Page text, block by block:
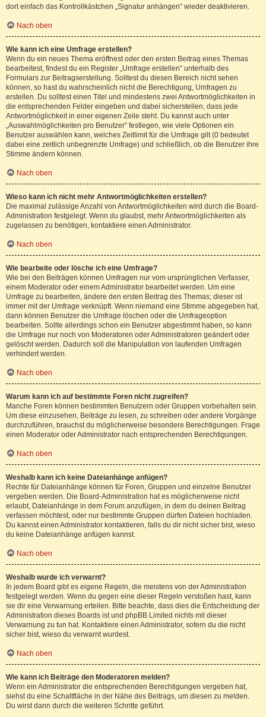
dort einfach das Kontrollkästchen „Signatur anhängen“ wieder deaktivieren.
Nach oben
Wie kann ich eine Umfrage erstellen?
Wenn du ein neues Thema eröffnest oder den ersten Beitrag eines Themas
bearbeitest, findest du ein Register „Umfrage erstellen“ unterhalb des
Formulars zur Beitragserstellung. Solltest du diesen Bereich nicht sehen
können, so hast du wahrscheinlich nicht die Berechtigung, Umfragen zu
erstellen. Du solltest einen Titel und mindestens zwei Antwortmöglichkeiten in
die entsprechenden Felder eingeben und dabei sicherstellen, dass jede
Antwortmöglichkeit in einer eigenen Zeile steht. Du kannst auch unter
„Auswahlmöglichkeiten pro Benutzer“ festlegen, wie viele Optionen ein
Benutzer auswählen kann, welches Zeitlimit für die Umfrage gilt (0 bedeutet
dabei eine zeitlich unbegrenzte Umfrage) und schließlich, ob die Benutzer ihre
Stimme ändern können.
Nach oben
Wieso kann ich nicht mehr Antwortmöglichkeiten erstellen?
Die maximal zulässige Anzahl von Antwortmöglichkeiten wird durch die Board-
Administration festgelegt. Wenn du glaubst, mehr Antwortmöglichkeiten als
zugelassen zu benötigen, kontaktiere einen Administrator.
Nach oben
Wie bearbeite oder lösche ich eine Umfrage?
Wie bei den Beiträgen können Umfragen nur vom ursprünglichen Verfasser,
einem Moderator oder einem Administrator bearbeitet werden. Um eine
Umfrage zu bearbeiten, ändere den ersten Beitrag des Themas; dieser ist
immer mit der Umfrage verknüpft. Wenn niemand eine Stimme abgegeben hat,
dann können Benutzer die Umfrage löschen oder die Umfrageoption
bearbeiten. Sollte allerdings schon ein Benutzer abgestimmt haben, so kann
die Umfrage nur noch von Moderatoren oder Administratoren geändert oder
gelöscht werden. Dadurch soll die Manipulation von laufenden Umfragen
verhindert werden.
Nach oben
Warum kann ich auf bestimmte Foren nicht zugreifen?
Manche Foren können bestimmten Benutzern oder Gruppen vorbehalten sein.
Um diese einzusehen, Beiträge zu lesen, zu schreiben oder andere Vorgänge
durchzuführen, brauchst du möglicherweise besondere Berechtigungen. Frage
einen Moderator oder Administrator nach entsprechenden Berechtigungen.
Nach oben
Weshalb kann ich keine Dateianhänge anfügen?
Rechte für Dateianhänge können für Foren, Gruppen und einzelne Benutzer
vergeben werden. Die Board-Administration hat es möglicherweise nicht
erlaubt, Dateianhänge in dem Forum anzufügen, in dem du deinen Beitrag
verfassen möchtest, oder nur bestimmte Gruppen dürfen Dateien hochladen.
Du kannst einen Administrator kontaktieren, falls du dir nicht sicher bist, wieso
du keine Dateianhänge anfügen kannst.
Nach oben
Weshalb wurde ich verwarnt?
In jedem Board gibt es eigene Regeln, die meistens von der Administration
festgelegt werden. Wenn du gegen eine dieser Regeln verstoßen hast, kann
sie dir eine Verwarnung erteilen. Bitte beachte, dass dies die Entscheidung der
Administration dieses Boards ist und phpBB Limited nichts mit dieser
Verwarnung zu tun hat. Kontaktiere einen Administrator, sofern du die nicht
sicher bist, wieso du verwarnt wurdest.
Nach oben
Wie kann ich Beiträge den Moderatoren melden?
Wenn ein Administrator die entsprechenden Berechtigungen vergeben hat,
siehst du eine Schaltfläche in der Nähe des Beitrags, um diesen zu melden.
Du wirst dann durch die weiteren Schritte geführt.